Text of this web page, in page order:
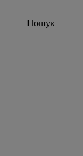
Пошук